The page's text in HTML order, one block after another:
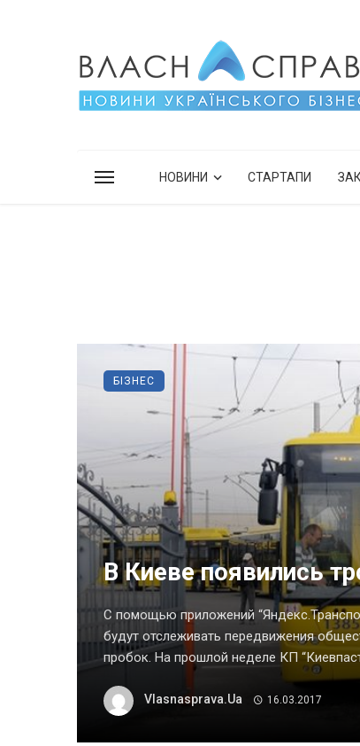
НОВИНИ СТАРТАПИ
В Киеве появились
С помощью приложений
будут отслеживать передвижения
пробок. На прошлой неделе КП
Vlasnasprava.ua 16.03.2017
БІЗНЕС